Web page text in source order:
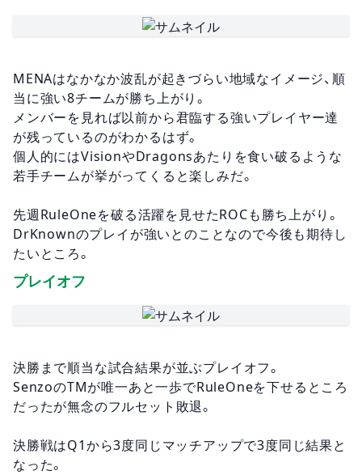
MENAはなかなか波乱が起きづらい地域なイメージ、順
当に強い8チームが勝ち上がり。
メンバーを見れば以前から君臨する強いプレイヤー達
が残っているのがわかるはず。
個人的にはVisionやDragonsあたりを食い破るような
若手チームが挙がってくると楽しみだ。
先週RuleOneを破る活躍を見せたROCも勝ち上がり。
DrKnownのプレイが強いとのことなので今後も期待し
たいところ。
プレイオフ
決勝まで順当な試合結果が並ぶプレイオフ。
SenzoのTMが唯一あと一歩でRuleOneを下せるところ
だったが無念のフルセット敗退。
決勝戦はQ1から3度同じマッチアップで3度同じ結果と
なった。